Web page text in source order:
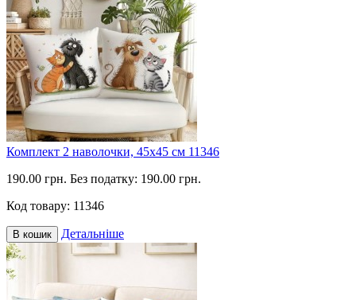
Комплект 2 наволочки, 45х45 см 11346
190.00 грн. Без податку: 190.00 грн.
Код товару: 11346
В кошик Детальніше